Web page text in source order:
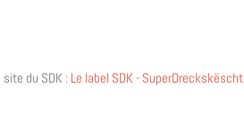
du SDK : Le label SDK - SuperDreckskëscht